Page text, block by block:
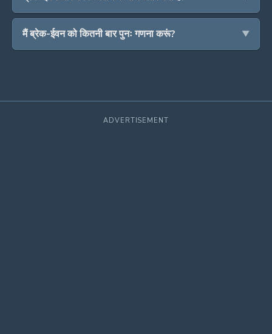
मैं ब्रेक-ईवन को कितनी बार पुनः गणना करूं?
ADVERTISEMENT